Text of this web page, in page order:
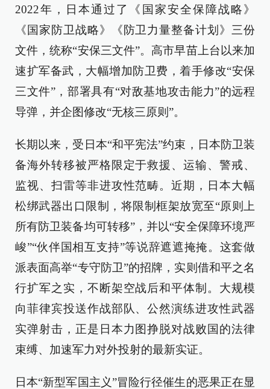
2022年，日本通过了《国家安全保障战略》
《国家防卫战略》《防卫力量整备计划》三份
文件，统称“安保三文件”。高市早苗上台以来加
速扩军备武，大幅增加防卫费，着手修改“安保
三文件”，部署具有“对敌基地攻击能力”的远程
导弹，并企图修改“无核三原则”。
长期以来，受日本“和平宪法”约束，日本防卫装
备海外转移被严格限定于救援、运输、警戒、
监视、扫雷等非进攻性范畴。近期，日本大幅
松绑武器出口限制，将限制框架放宽至“原则上
所有防卫装备均可转移”，并以“安全保障环境严
峻”“伙伴国相互支持”等说辞遮遮掩掩。这套做
派表面高举“专守防卫”的招牌，实则借和平之名
行扩军之实，不断架空战后和平体制。大规模
向菲律宾投送作战部队、公然演练进攻性武器
实弹射击，正是日本力图挣脱对战败国的法律
束缚、加速军力对外投射的最新实证。
日本“新型军国主义”冒险行径催生的恶果正在显